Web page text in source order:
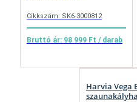
Cikkszám: SK6-3000812
Bruttó ár: 98 999 Ft / darab
Harvia Vega
szaunakályha